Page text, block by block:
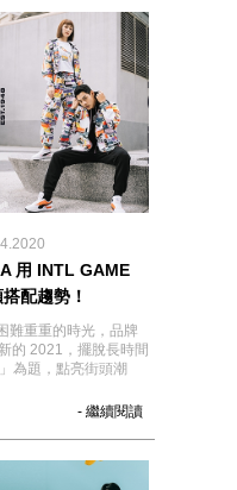
用 INTL GAME
配趨勢！
難重重的時光，品牌
的 2021，擺脫長時間
為題，點亮街頭潮
- 繼續閱讀